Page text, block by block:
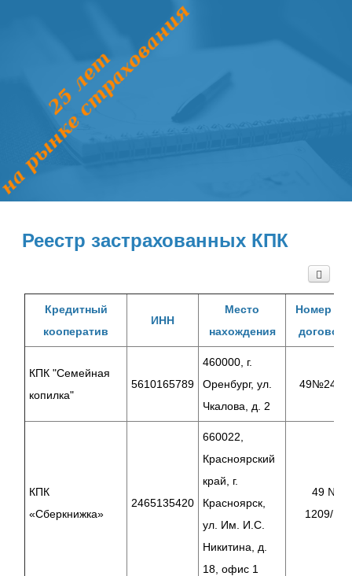
Реестр застрахованных КПК
Кредитный
кооператив
ИНН
Место
нахождения
Номер
договора
КПК "Семейная
копилка"
5610165789
460000, г.
Оренбург, ул.
Чкалова, д. 2
49№24/17
КПК
«Сберкнижка»
2465135420
660022,
Красноярский
край, г.
Красноярск,
ул. Им. И.С.
Никитина, д.
18, офис 1
49 №
1209/17